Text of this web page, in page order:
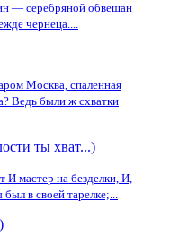
— серебряной обвешан
чернеца....
Москва, спаленная
Ведь были ж схватки
ты хват...)
И мастер на безделки, И,
в своей тарелке;...